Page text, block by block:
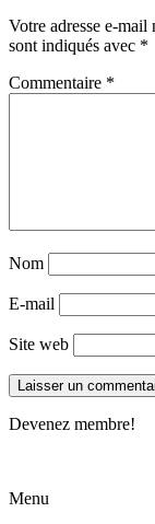
Votre adresse e-mail
sont indiqués avec *
Commentaire *
Nom
E-mail
Site web
Devenez membre!
Menu